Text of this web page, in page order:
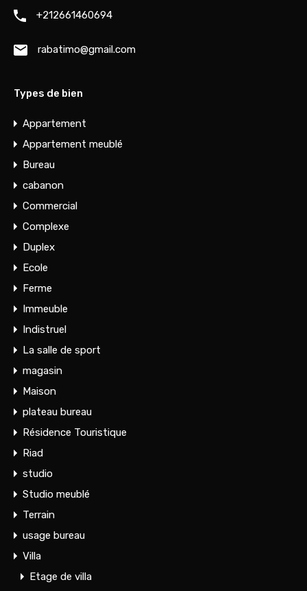
+212661460694
rabatimo@gmail.com
Types de bien
Appartement
Appartement meublé
Bureau
cabanon
Commercial
Complexe
Duplex
Ecole
Ferme
Immeuble
Indistruel
La salle de sport
magasin
Maison
plateau bureau
Résidence Touristique
Riad
studio
Studio meublé
Terrain
usage bureau
Villa
Etage de villa